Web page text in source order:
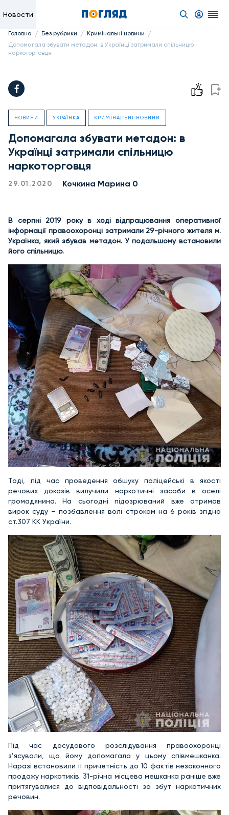
Новости
Головна / Без рубрики / Кримінальні новини /
Допомагала збувати метадон: в Українці затримали спільницю
наркоторговця
НОВИНИ УКРАЇНКА КРИМІНАЛЬНІ НОВИНИ
Допомагала збувати метадон: в
Українці затримали спільницю
наркоторговця
29.01.2020 Кочкина Марина 0
В серпні 2019 року в ході відпрацювання оперативної
інформації правоохоронці затримали 29-річного жителя м.
Українка, який збував метадон. У подальшому встановили
його спільницю.
Тоді, під час проведення обшуку поліцейські в якості
речових доказів вилучили наркотичні засоби в оселі
громадянина. На сьогодні підозрюваний вже отримав
вирок суду – позбавлення волі строком на 6 років згідно
ст.307 КК України.
Під час досудового розслідування правоохоронці
з’ясували, що йому допомагала у цьому співмешканка.
Наразі встановили її причетність до 10 фактів незаконного
продажу наркотиків. 31-річна місцева мешканка раніше вже
притягувалися до відповідальності за збут наркотичних
речовин.